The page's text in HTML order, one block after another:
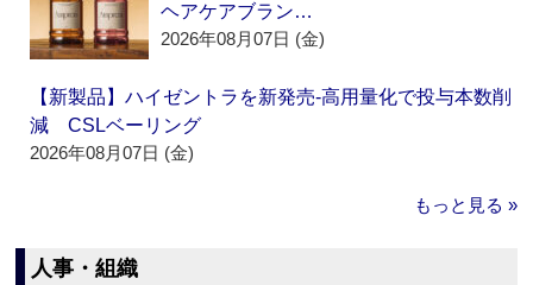
ヘアケアブラン…
2026年08月07日 (金)
【新製品】ハイゼントラを新発売‐高用量化で投与本数削
減 CSLベーリング
2026年08月07日 (金)
もっと見る »
人事・組織